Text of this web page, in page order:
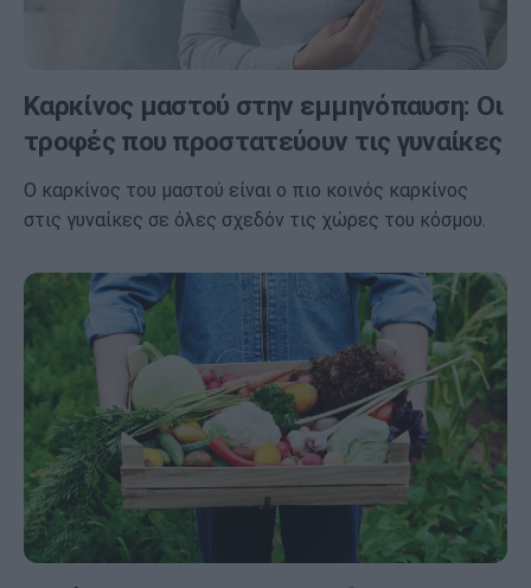
Καρκίνος μαστού στην εμμηνόπαυση: Οι
τροφές που προστατεύουν τις γυναίκες
Ο καρκίνος του μαστού είναι ο πιο κοινός καρκίνος
στις γυναίκες σε όλες σχεδόν τις χώρες του κόσμου.